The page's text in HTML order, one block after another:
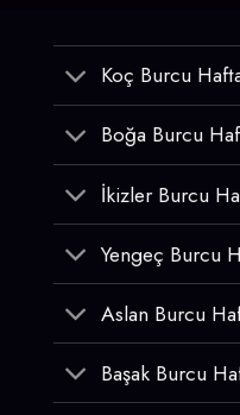
Koç Burcu
Boğa Burcu
İkizler Burcu
Yengeç Burcu
Aslan Burcu
Başak Burcu